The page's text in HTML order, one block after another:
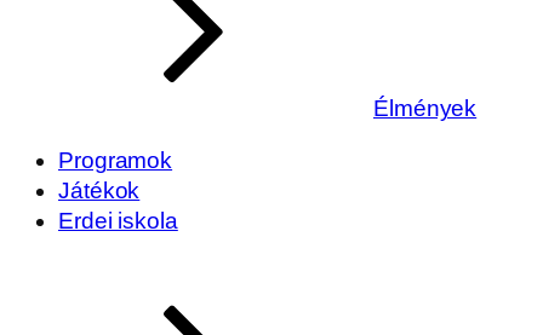
Élmények
Programok
Játékok
Erdei iskola